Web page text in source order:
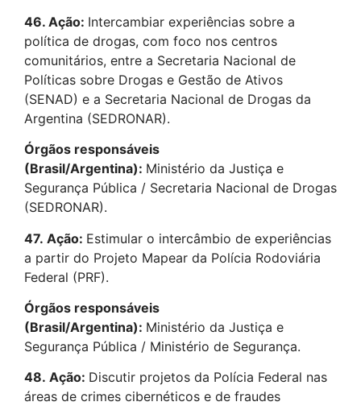
46. Ação: Intercambiar experiências sobre a
política de drogas, com foco nos centros
comunitários, entre a Secretaria Nacional de
Políticas sobre Drogas e Gestão de Ativos
(SENAD) e a Secretaria Nacional de Drogas da
Argentina (SEDRONAR).
Órgãos responsáveis
(Brasil/Argentina): Ministério da Justiça e
Segurança Pública / Secretaria Nacional de Drogas
(SEDRONAR).
47. Ação: Estimular o intercâmbio de experiências
a partir do Projeto Mapear da Polícia Rodoviária
Federal (PRF).
Órgãos responsáveis
(Brasil/Argentina): Ministério da Justiça e
Segurança Pública / Ministério de Segurança.
48. Ação: Discutir projetos da Polícia Federal nas
áreas de crimes cibernéticos e de fraudes